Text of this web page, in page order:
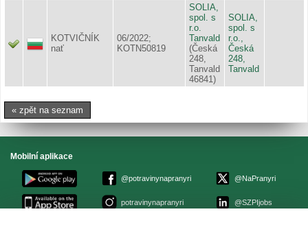
KOTVIČNÍK
nať
06/2022;
KOTN50819
SOLIA,
spol. s
r.o.
Tanvald
(Česká
248,
Tanvald
46841)
SOLIA,
spol. s
r.o.,
Česká
248,
Tanvald
« zpět na seznam
Mobilní aplikace
@potravinynapranyri
potravinynapranyri
@NaPranyri
@SZPIjobs